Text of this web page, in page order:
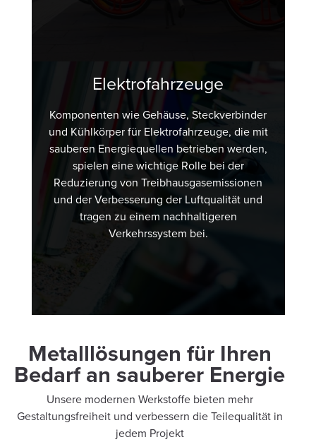
Elektrofahrzeuge
Komponenten wie Gehäuse, Steckverbinder
und Kühlkörper für Elektrofahrzeuge, die mit
sauberen Energiequellen betrieben werden,
spielen eine wichtige Rolle bei der
Reduzierung von Treibhausgasemissionen
und der Verbesserung der Luftqualität und
tragen zu einem nachhaltigeren
Verkehrssystem bei.
Metalllösungen für Ihren
Bedarf an sauberer Energie
Unsere modernen Werkstoffe bieten mehr
Gestaltungsfreiheit und verbessern die Teilequalität in
jedem Projekt